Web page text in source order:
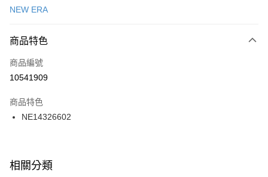
便利好安心！
３．安心：先確認商品／服務後，再付款。
【「AFTEE先享後付」結帳流程】
１．於結帳方式選擇「AFTEE先享後付」後，將跳轉至「AFTEE先享後付」
２．訂單成立數日內，您將收到繳費通知簡訊。
３．收到繳費通知簡訊後14天內，點擊此簡訊中的連結，可透過四大超商／
ATM／網路銀行／等多元方式進行付款，方視為交易完成。
※ 交易是否成功請以「AFTEE先享後付 」之結帳頁面顯示為準，若有關於
是否繳費成功／繳費後需取消欲退款等相關疑問，請聯繫「AFTEE先享後付
運送方式
每筆NT$100，滿NT$1,500(含以上)免運費
宅配
每筆NT$100，滿NT$1,500(含以上)免運費
付款後門市自取
每筆NT$100，滿NT$1,500(含以上)免運費
NEW ERA
商品特色
商品編號
10541909
商品特色
NE14326602
相關分類